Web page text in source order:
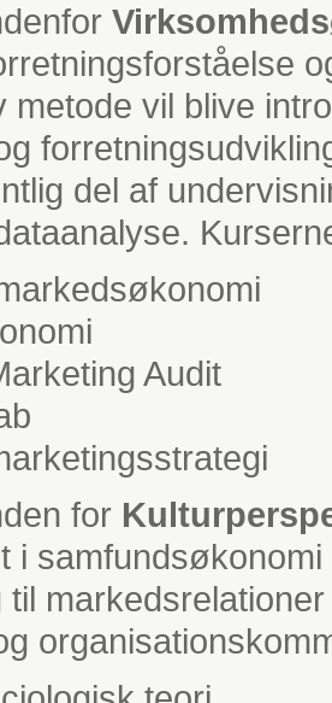
metode vil blive
del af
Audit
for
i
til